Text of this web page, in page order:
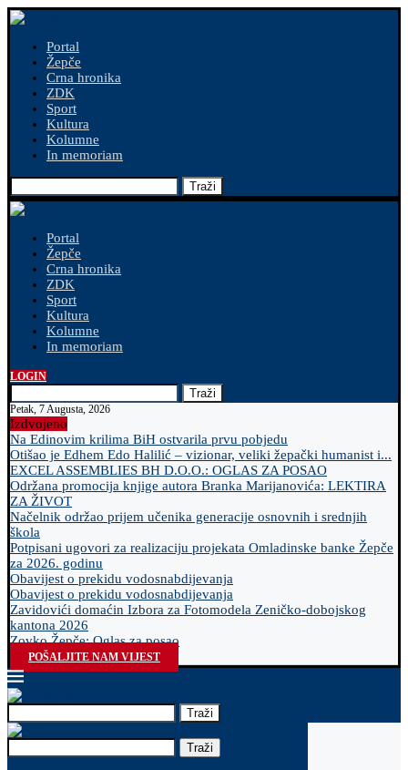
Portal
Žepče
Crna hronika
ZDK
Sport
Kultura
Kolumne
In memoriam
Traži
Portal
Žepče
Crna hronika
ZDK
Sport
Kultura
Kolumne
In memoriam
LOGIN
Traži
Petak, 7 Augusta, 2026
Izdvojeno
Na Edinovim krilima BiH ostvarila prvu pobjedu
Otišao je Edhem Edo Halilić – vizionar, veliki žepački humanist i...
EXCEL ASSEMBLIES BH D.O.O.: OGLAS ZA POSAO
Održana promocija knjige autora Branka Marijanovića: LEKTIRA
ZA ŽIVOT
Načelnik održao prijem učenika generacije osnovnih i srednjih
škola
Potpisani ugovori za realizaciju projekata Omladinske banke Žepče
za 2026. godinu
Obavijest o prekidu vodosnabdijevanja
Obavijest o prekidu vodosnabdijevanja
Zavidovići domaćin Izbora za Fotomodela Zeničko-dobojskog
kantona 2026
Zovko Žepče: Oglas za posao
POŠALJITE NAM VIJEST
Traži
Traži